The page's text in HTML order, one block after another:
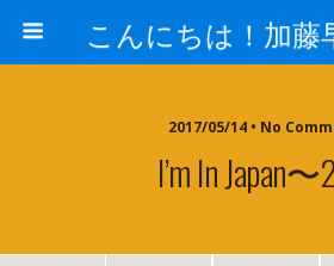
2017/05/14 • No
I’m In Japan〜